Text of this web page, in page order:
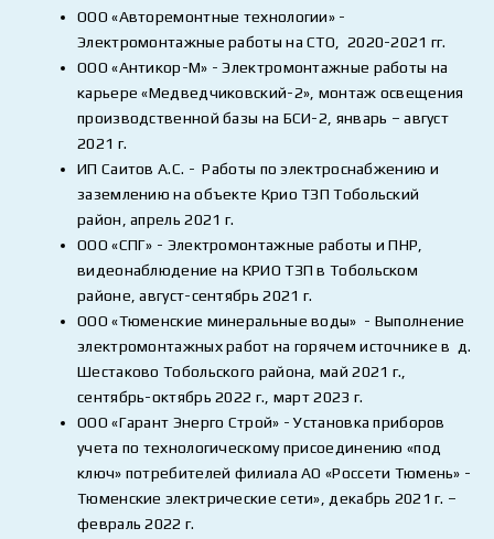
ООО «Авторемонтные технологии» -
Электромонтажные работы на СТО, 2020-2021 гг.
ООО «Антикор-М» - Электромонтажные работы на
карьере «Медведчиковский-2», монтаж освещения
производственной базы на БСИ-2, январь – август
2021 г.
ИП Саитов А.С. - Работы по электроснабжению и
заземлению на объекте Крио ТЗП Тобольский
район, апрель 2021 г.
ООО «СПГ» - Электромонтажные работы и ПНР,
видеонаблюдение на КРИО ТЗП в Тобольском
районе, август-сентябрь 2021 г.
ООО «Тюменские минеральные воды» - Выполнение
электромонтажных работ на горячем источнике в д.
Шестаково Тобольского района, май 2021 г.,
сентябрь-октябрь 2022 г., март 2023 г.
ООО «Гарант Энерго Строй» - Установка приборов
учета по технологическому присоединению «под
ключ» потребителей филиала АО «Россети Тюмень» -
Тюменские электрические сети», декабрь 2021 г. –
февраль 2022 г.